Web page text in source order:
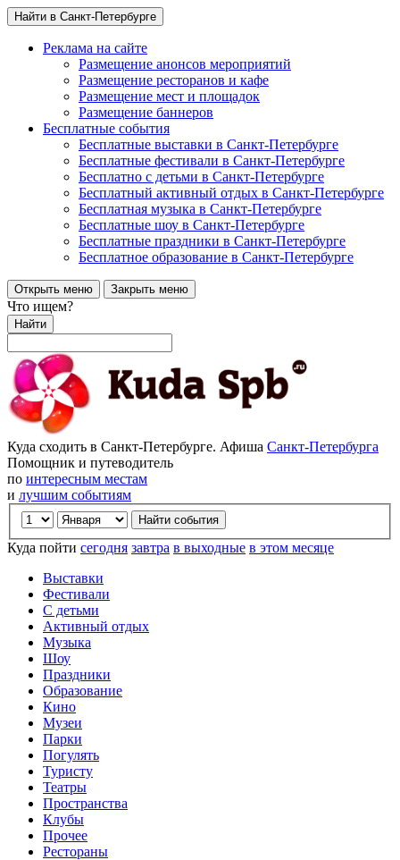
Найти в Санкт-Петербурге
Реклама на сайте
Размещение анонсов мероприятий
Размещение ресторанов и кафе
Размещение мест и площадок
Размещение баннеров
Бесплатные события
Бесплатные выставки в Санкт-Петербурге
Бесплатные фестивали в Санкт-Петербурге
Бесплатно с детьми в Санкт-Петербурге
Бесплатный активный отдых в Санкт-Петербурге
Бесплатная музыка в Санкт-Петербурге
Бесплатные шоу в Санкт-Петербурге
Бесплатные праздники в Санкт-Петербурге
Бесплатное образование в Санкт-Петербурге
Открыть меню Закрыть меню
Что ищем?
Найти
Куда сходить в Санкт-Петербурге. Афиша Санкт-Петербурга
Помощник и путеводитель
по интересным местам
и лучшим событиям
Куда пойти сегодня завтра в выходные в этом месяце
Выставки
Фестивали
С детьми
Активный отдых
Музыка
Шоу
Праздники
Образование
Кино
Музеи
Парки
Погулять
Туристу
Театры
Пространства
Клубы
Прочее
Рестораны